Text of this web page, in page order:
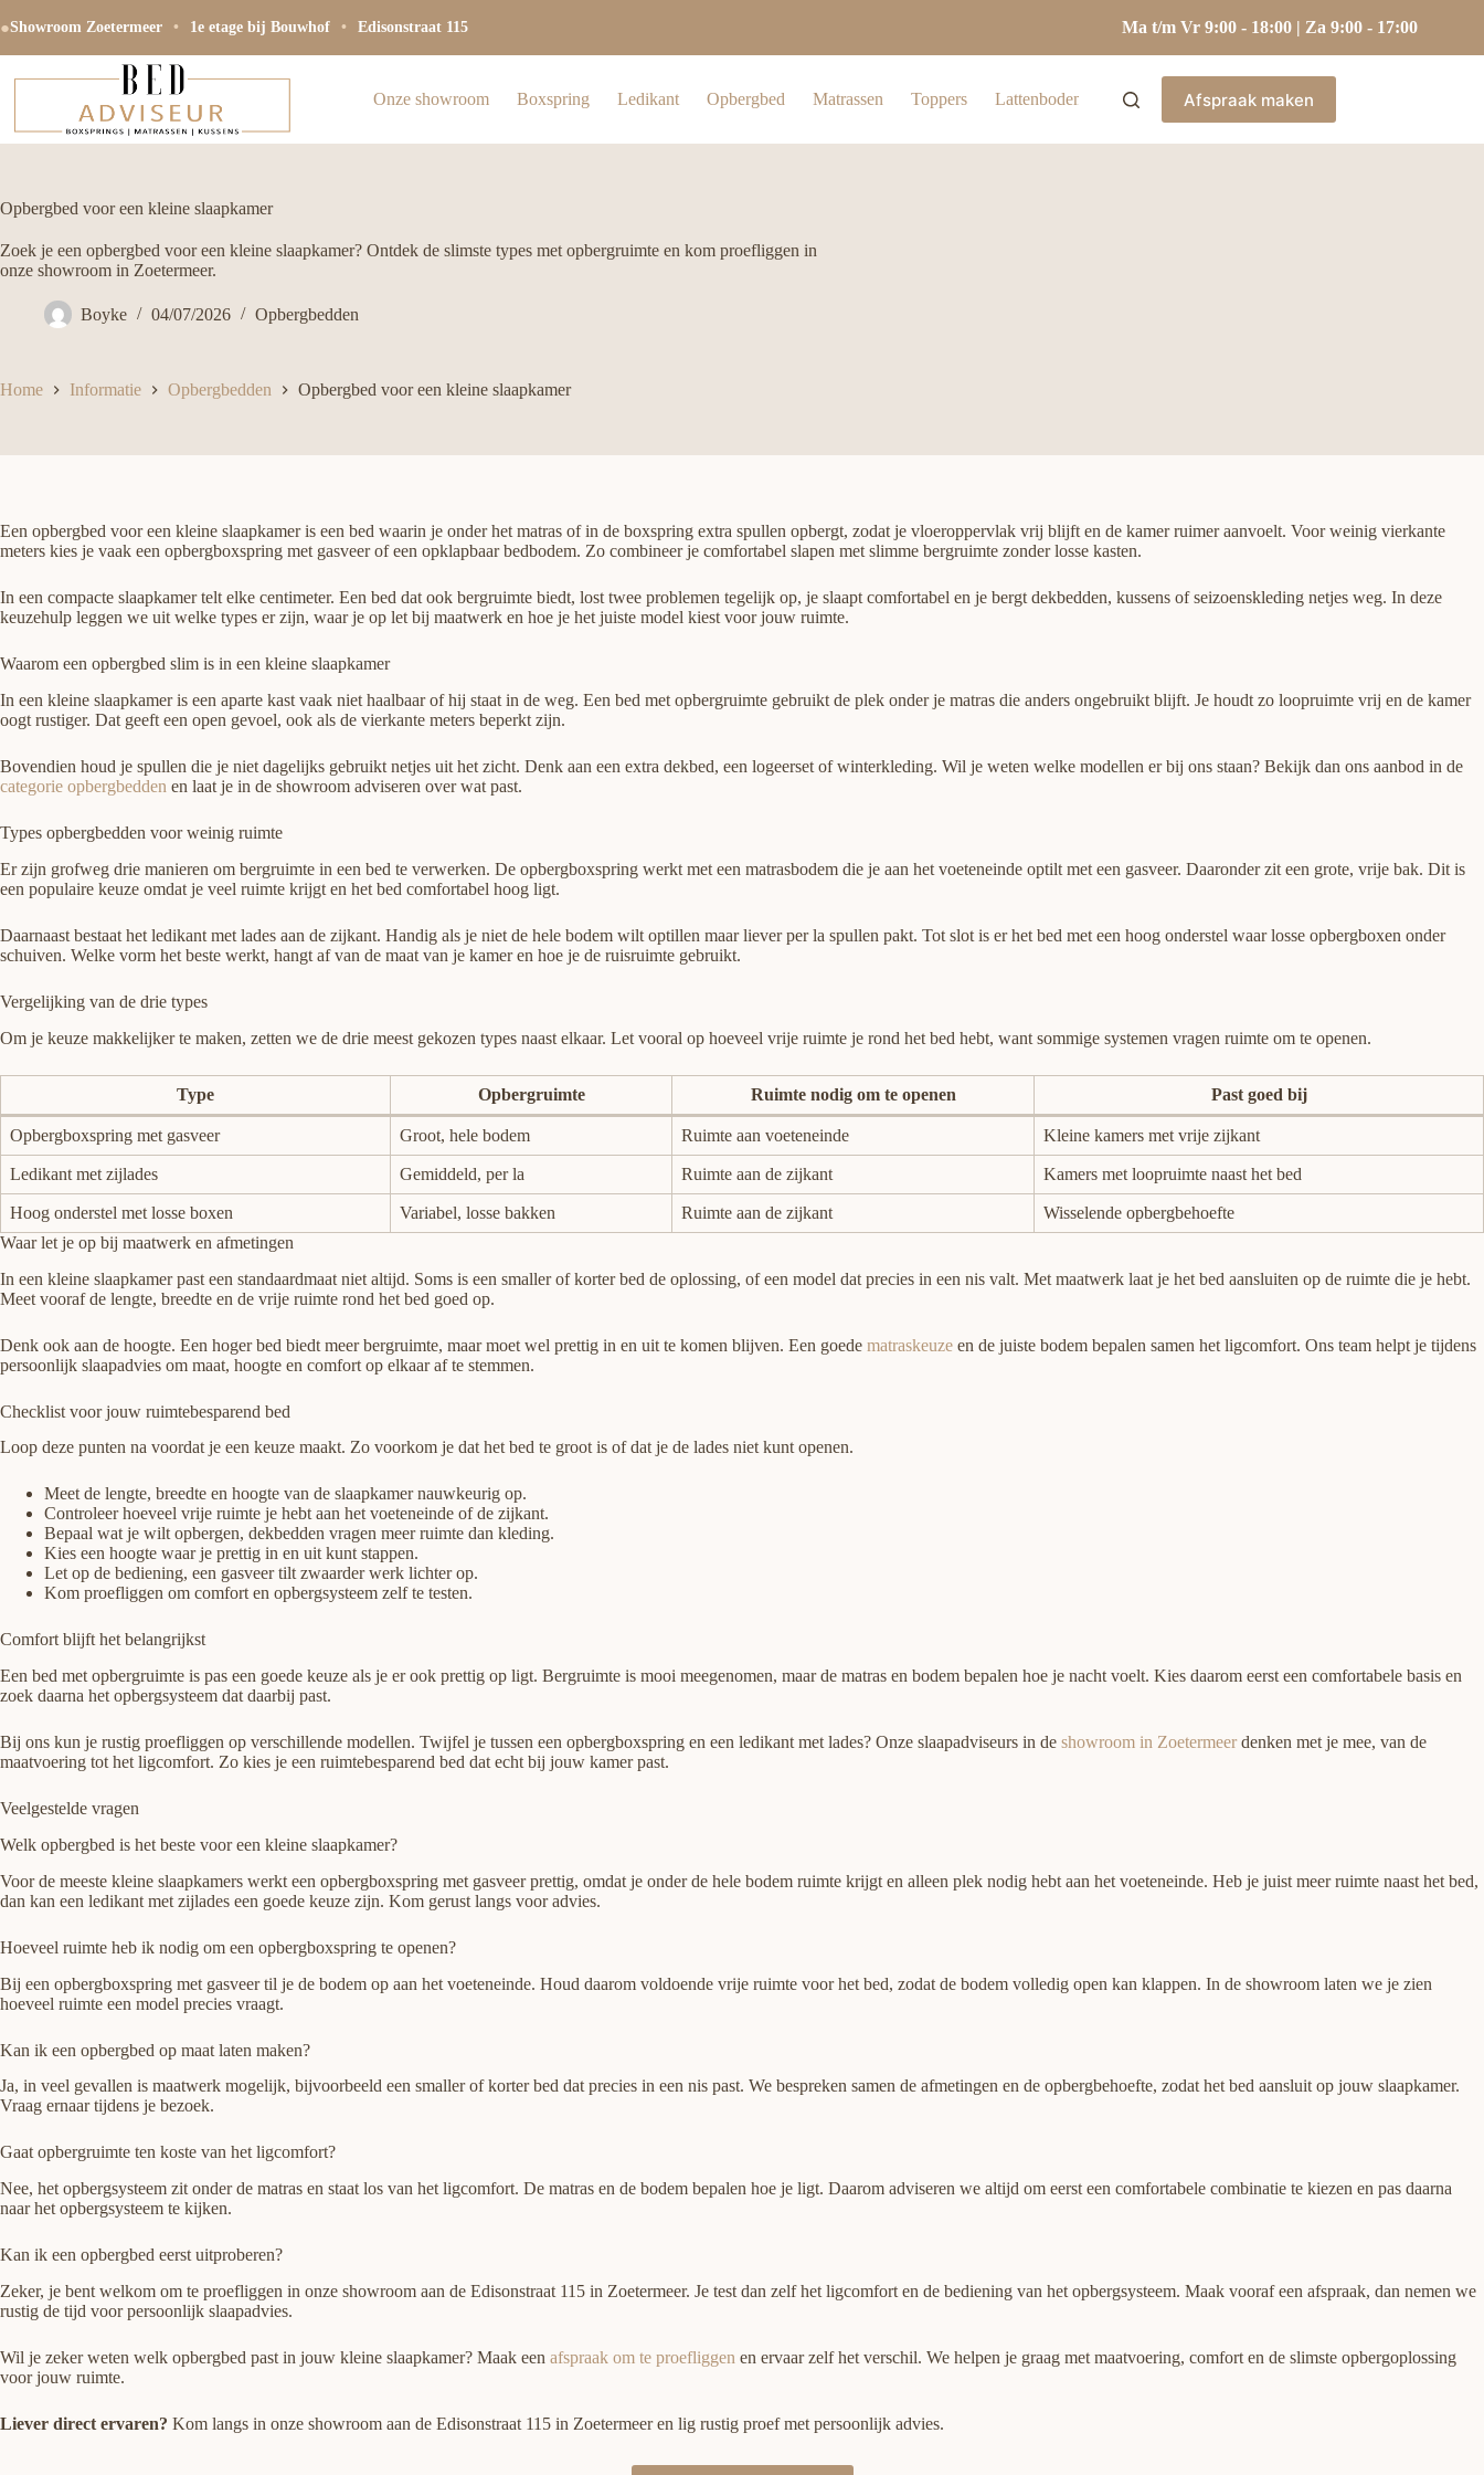
naar
●Showroom Zoetermeer • 1e etage bij Bouwhof • Edisonstraat 115 Ma t/m Vr 9:00 - 18:00 | Za 9:00 - 17:00
Onze showroom Boxspring Ledikant Opbergbed Matrassen Toppers Lattenbodems Hoofdkussens Kasten
Afspraak maken
Opbergbed voor een kleine slaapkamer
Zoek je een opbergbed voor een kleine slaapkamer? Ontdek de slimste types met opbergruimte en kom proefliggen in
onze showroom in Zoetermeer.
Boyke 04/07/2026 Opbergbedden
Home Informatie Opbergbedden Opbergbed voor een kleine slaapkamer
Een opbergbed voor een kleine slaapkamer is een bed waarin je onder het matras of in de boxspring extra spullen opbergt, zodat je vloeroppervlak vrij blijft en de kamer ruimer aanvoelt. Voor weinig vierkante
meters kies je vaak een opbergboxspring met gasveer of een opklapbaar bedbodem. Zo combineer je comfortabel slapen met slimme bergruimte zonder losse kasten.
In een compacte slaapkamer telt elke centimeter. Een bed dat ook bergruimte biedt, lost twee problemen tegelijk op, je slaapt comfortabel en je bergt dekbedden, kussens of seizoenskleding netjes weg. In deze
keuzehulp leggen we uit welke types er zijn, waar je op let bij maatwerk en hoe je het juiste model kiest voor jouw ruimte.
Waarom een opbergbed slim is in een kleine slaapkamer
In een kleine slaapkamer is een aparte kast vaak niet haalbaar of hij staat in de weg. Een bed met opbergruimte gebruikt de plek onder je matras die anders ongebruikt blijft. Je houdt zo loopruimte vrij en de kamer
oogt rustiger. Dat geeft een open gevoel, ook als de vierkante meters beperkt zijn.
Bovendien houd je spullen die je niet dagelijks gebruikt netjes uit het zicht. Denk aan een extra dekbed, een logeerset of winterkleding. Wil je weten welke modellen er bij ons staan? Bekijk dan ons aanbod in de
categorie opbergbedden en laat je in de showroom adviseren over wat past.
Types opbergbedden voor weinig ruimte
Er zijn grofweg drie manieren om bergruimte in een bed te verwerken. De opbergboxspring werkt met een matrasbodem die je aan het voeteneinde optilt met een gasveer. Daaronder zit een grote, vrije bak. Dit is
een populaire keuze omdat je veel ruimte krijgt en het bed comfortabel hoog ligt.
Daarnaast bestaat het ledikant met lades aan de zijkant. Handig als je niet de hele bodem wilt optillen maar liever per la spullen pakt. Tot slot is er het bed met een hoog onderstel waar losse opbergboxen onder
schuiven. Welke vorm het beste werkt, hangt af van de maat van je kamer en hoe je de ruisruimte gebruikt.
Vergelijking van de drie types
Om je keuze makkelijker te maken, zetten we de drie meest gekozen types naast elkaar. Let vooral op hoeveel vrije ruimte je rond het bed hebt, want sommige systemen vragen ruimte om te openen.
Type Opbergruimte Ruimte nodig om te openen Past goed bij
Opbergboxspring met gasveer Groot, hele bodem Ruimte aan voeteneinde Kleine kamers met vrije zijkant
Ledikant met zijlades Gemiddeld, per la Ruimte aan de zijkant Kamers met loopruimte naast het bed
Hoog onderstel met losse boxen Variabel, losse bakken Ruimte aan de zijkant
Wisselende opbergbehoefte
Waar let je op bij maatwerk en afmetingen
In een kleine slaapkamer past een standaardmaat niet altijd. Soms is een smaller of korter bed de oplossing, of een model dat precies in een nis valt. Met maatwerk laat je het bed aansluiten op de ruimte die je hebt.
Meet vooraf de lengte, breedte en de vrije ruimte rond het bed goed op.
Denk ook aan de hoogte. Een hoger bed biedt meer bergruimte, maar moet wel prettig in en uit te komen blijven. Een goede matraskeuze en de juiste bodem bepalen samen het ligcomfort. Ons team helpt je tijdens
persoonlijk slaapadvies om maat, hoogte en comfort op elkaar af te stemmen.
Checklist voor jouw ruimtebesparend bed
Loop deze punten na voordat je een keuze maakt. Zo voorkom je dat het bed te groot is of dat je de lades niet kunt openen.
Meet de lengte, breedte en hoogte van de slaapkamer nauwkeurig op.
Controleer hoeveel vrije ruimte je hebt aan het voeteneinde of de zijkant.
Bepaal wat je wilt opbergen, dekbedden vragen meer ruimte dan kleding.
Kies een hoogte waar je prettig in en uit kunt stappen.
Let op de bediening, een gasveer tilt zwaarder werk lichter op.
Kom proefliggen om comfort en opbergsysteem zelf te testen.
Comfort blijft het belangrijkst
Een bed met opbergruimte is pas een goede keuze als je er ook prettig op ligt. Bergruimte is mooi meegenomen, maar de matras en bodem bepalen hoe je nacht voelt. Kies daarom eerst een comfortabele basis en
zoek daarna het opbergsysteem dat daarbij past.
Bij ons kun je rustig proefliggen op verschillende modellen. Twijfel je tussen een opbergboxspring en een ledikant met lades? Onze slaapadviseurs in de showroom in Zoetermeerdenken met je mee, van de
maatvoering tot het ligcomfort. Zo kies je een ruimtebesparend bed dat echt bij jouw kamer past.
Veelgestelde vragen
Welk opbergbed is het beste voor een kleine slaapkamer?
Voor de meeste kleine slaapkamers werkt een opbergboxspring met gasveer prettig, omdat je onder de hele bodem ruimte krijgt en alleen plek nodig hebt aan het voeteneinde. Heb je juist meer ruimte naast het bed,
dan kan een ledikant met zijlades een goede keuze zijn. Kom gerust langs voor advies.
Hoeveel ruimte heb ik nodig om een opbergboxspring te openen?
Bij een opbergboxspring met gasveer til je de bodem op aan het voeteneinde. Houd daarom voldoende vrije ruimte voor het bed, zodat de bodem volledig open kan klappen. In de showroom laten we je zien
hoeveel ruimte een model precies vraagt.
Kan ik een opbergbed op maat laten maken?
Ja, in veel gevallen is maatwerk mogelijk, bijvoorbeeld een smaller of korter bed dat precies in een nis past. We bespreken samen de afmetingen en de opbergbehoefte, zodat het bed aansluit op jouw slaapkamer.
Vraag ernaar tijdens je bezoek.
Gaat opbergruimte ten koste van het ligcomfort?
Nee, het opbergsysteem zit onder de matras en staat los van het ligcomfort. De matras en de bodem bepalen hoe je ligt. Daarom adviseren we altijd om eerst een comfortabele combinatie te kiezen en pas daarna
naar het opbergsysteem te kijken.
Kan ik een opbergbed eerst uitproberen?
Zeker, je bent welkom om te proefliggen in onze showroom aan de Edisonstraat 115 in Zoetermeer. Je test dan zelf het ligcomfort en de bediening van het opbergsysteem. Maak vooraf een afspraak, dan nemen we
rustig de tijd voor persoonlijk slaapadvies.
Wil je zeker weten welk opbergbed past in jouw kleine slaapkamer? Maak een afspraak om te proefliggen en ervaar zelf het verschil. We helpen je graag met maatvoering, comfort en de slimste opbergoplossing
voor jouw ruimte.
Liever direct ervaren? Kom langs in onze showroom aan de Edisonstraat 115 in Zoetermeer en lig rustig proef met persoonlijk advies.